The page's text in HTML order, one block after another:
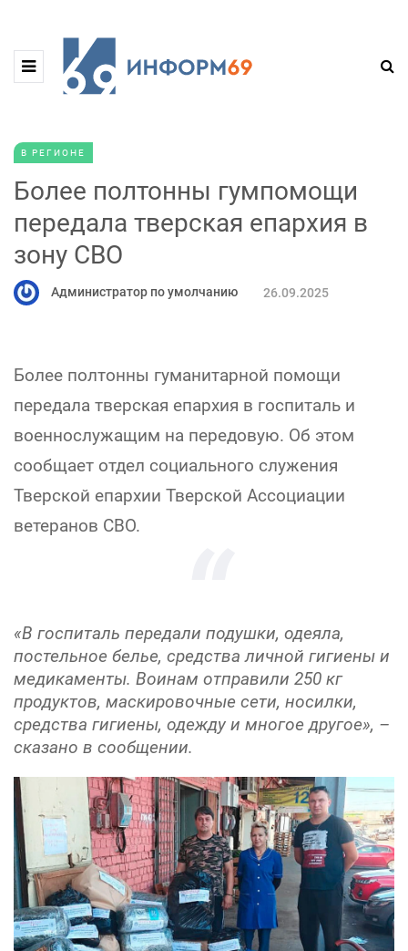
В РЕГИОНЕ
Более полтонны гумпомощи
передала тверская епархия в
зону СВО
Администратор по умолчанию 26.09.2025
Более полтонны гуманитарной помощи
передала тверская епархия в госпиталь и
военнослужащим на передовую. Об этом
сообщает отдел социального служения
Тверской епархии Тверской Ассоциации
ветеранов СВО.
«В госпиталь передали подушки, одеяла,
постельное белье, средства личной гигиены и
медикаменты. Воинам отправили 250 кг
продуктов, маскировочные сети, носилки,
средства гигиены, одежду и многое другое», –
сказано в сообщении.